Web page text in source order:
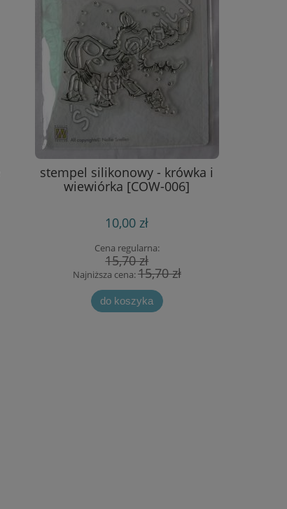
stempel silikonowy - krówka i
wiewiórka [COW-006]
10,00 zł
Cena regularna:
15,70 zł
Najniższa cena:15,70 zł
do koszyka